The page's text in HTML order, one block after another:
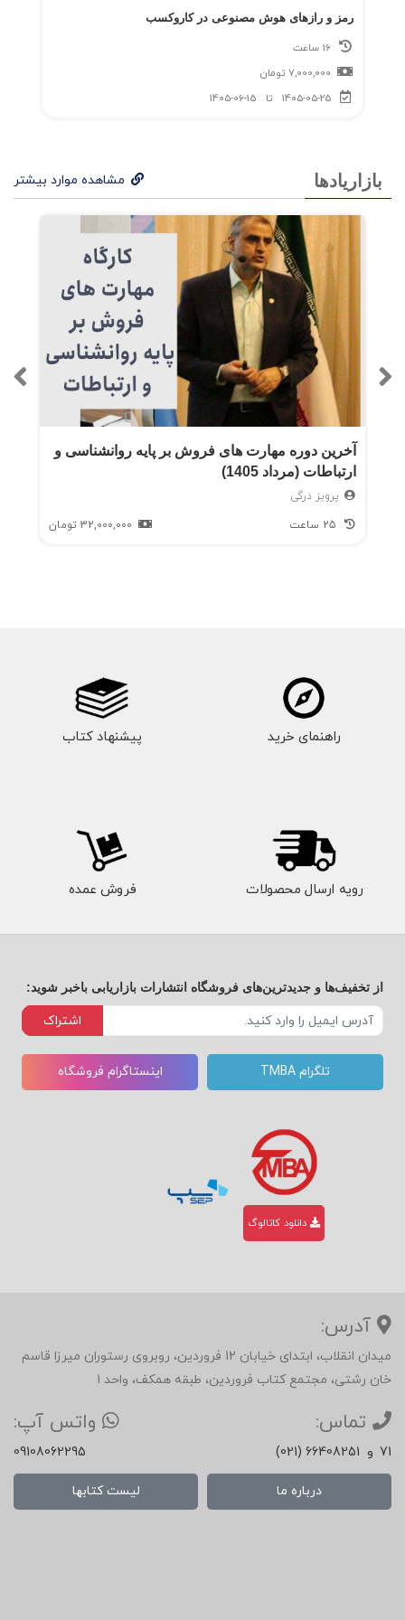
رمز و رازهای هوش مصنوعی در کاروکسب
7,000,000 تومان
1405-05-25
تا 1405-06-15
بازاریادها مشاهده موارد بیشتر
آخرین دوره مهارت های فروش بر پایه روانشناسی و
ارتباطات (مرداد 1405)
پرویز درگی
32,000,000 تومان
راهنمای خرید پیشنهاد کتاب
رویه ارسال محصولات فروش عمده
از تخفیف‌ها و جدیدترین‌های فروشگاه انتشارات بازاریابی باخبر شوید:
اشتراک
تلگرام TMBA اینستاگرام فروشگاه
دانلود کاتالوگ
آدرس:
میدان انقلاب، ابتدای خیابان 12 فروردین، روبروی رستوران میرزا قاسم
خان رشتی، مجتمع کتاب فروردین، طبقه همکف، واحد 1
تماس:
(021) 66408251 و 71
واتس آپ:
09108062295
درباره ما لیست کتابها